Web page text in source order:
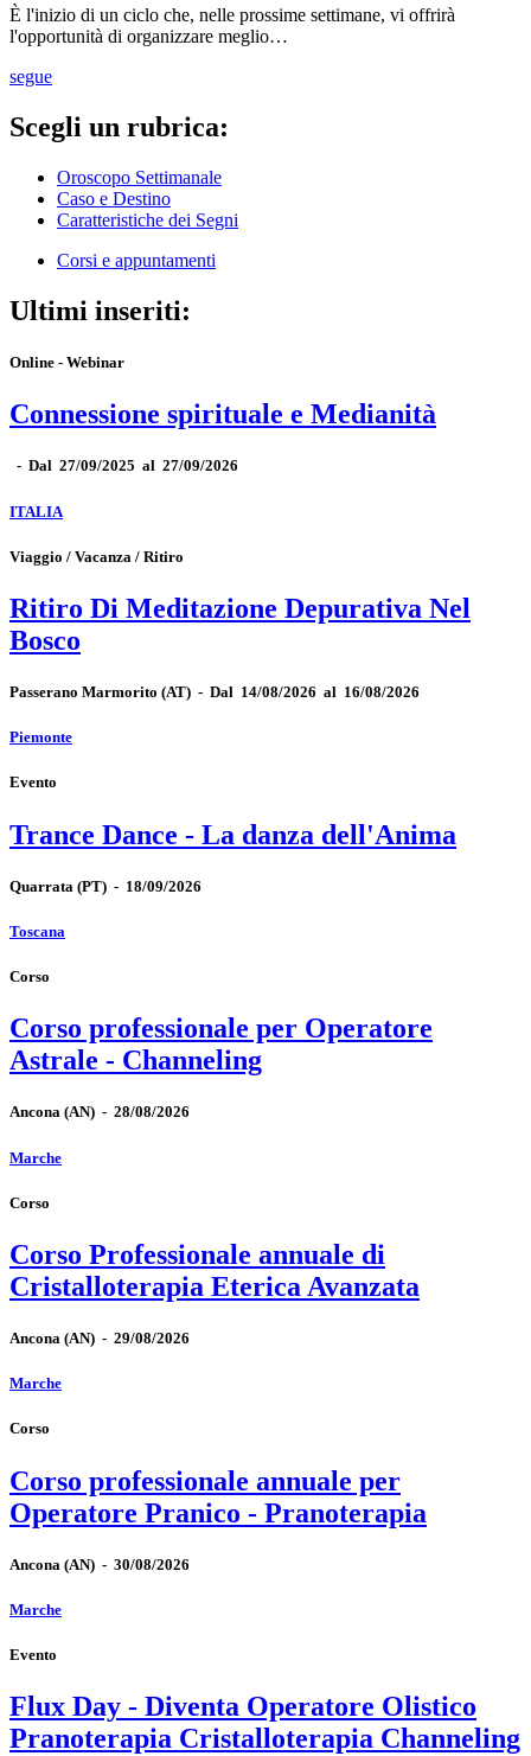
È l'inizio di un ciclo che, nelle prossime settimane, vi offrirà
l'opportunità di organizzare meglio…
segue
Scegli un rubrica:
Oroscopo Settimanale
Caso e Destino
Caratteristiche dei Segni
Corsi e appuntamenti
Ultimi inseriti:
Online - Webinar
Connessione spirituale e Medianità
- Dal 27/09/2025 al 27/09/2026
ITALIA
Viaggio / Vacanza / Ritiro
Ritiro Di Meditazione Depurativa Nel
Bosco
Passerano Marmorito (AT) - Dal 14/08/2026 al 16/08/2026
Piemonte
Evento
Trance Dance - La danza dell'Anima
Quarrata (PT) - 18/09/2026
Toscana
Corso
Corso professionale per Operatore
Astrale - Channeling
Ancona (AN) - 28/08/2026
Marche
Corso
Corso Professionale annuale di
Cristalloterapia Eterica Avanzata
Ancona (AN) - 29/08/2026
Marche
Corso
Corso professionale annuale per
Operatore Pranico - Pranoterapia
Ancona (AN) - 30/08/2026
Marche
Evento
Flux Day - Diventa Operatore Olistico
Pranoterapia Cristalloterapia Channeling